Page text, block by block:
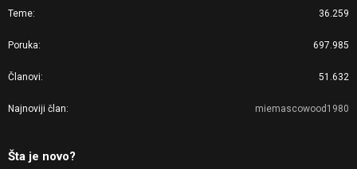
Teme 36.259
Poruka 697.985
Članovi 51.632
Najnoviji član miemascowood1980
Šta je novo?